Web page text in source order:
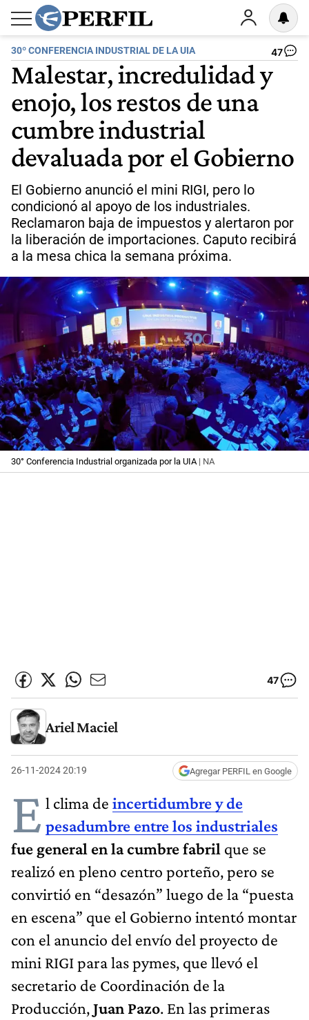
30º CONFERENCIA INDUSTRIAL DE LA UIA 47
Malestar, incredulidad y
enojo, los restos de una
cumbre industrial
devaluada por el Gobierno
El Gobierno anunció el mini RIGI, pero lo
condicionó al apoyo de los industriales.
Reclamaron baja de impuestos y alertaron por
la liberación de importaciones. Caputo recibirá
a la mesa chica la semana próxima.
30° Conferencia Industrial organizada por la UIA| NA
47
Ariel Maciel
26-11-2024 20:19 Agregar PERFIL en Google
E l clima de incertidumbre y de
pesadumbre entre los industriales
fue general en la cumbre fabril que se
realizó en pleno centro porteño, pero se
convirtió en “desazón” luego de la “puesta
en escena” que el Gobierno intentó montar
con el anuncio del envío del proyecto de
mini RIGI para las pymes, que llevó el
secretario de Coordinación de la
Producción,Juan Pazo. En las primeras